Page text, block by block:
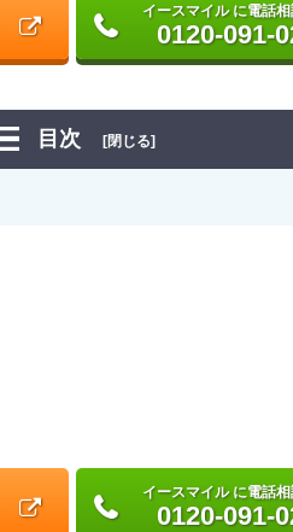
イースマイル に電話
0120-091-
目次 [閉じる]
イースマイル に電話
0120-091-